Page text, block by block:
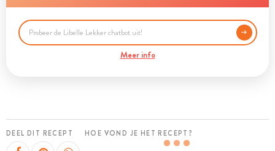
Meer info
DEEL DIT RECEPT HOE VOND JE HET RECEPT?